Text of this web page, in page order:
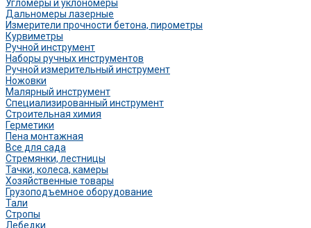
Угломеры и уклономеры
Дальномеры лазерные
Измерители прочности бетона, пирометры
Курвиметры
Ручной инструмент
Наборы ручных инструментов
Ручной измерительный инструмент
Ножовки
Малярный инструмент
Специализированный инструмент
Строительная химия
Герметики
Пена монтажная
Все для сада
Стремянки, лестницы
Тачки, колеса, камеры
Хозяйственные товары
Грузоподъемное оборудование
Тали
Стропы
Лебедки